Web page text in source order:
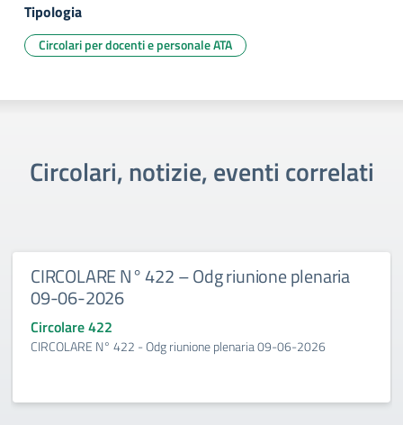
Tipologia
Circolari per docenti e personale ATA
Circolari, notizie, eventi correlati
CIRCOLARE N° 422 – Odg riunione plenaria
09-06-2026
Circolare 422
CIRCOLARE N° 422 - Odg riunione plenaria 09-06-2026